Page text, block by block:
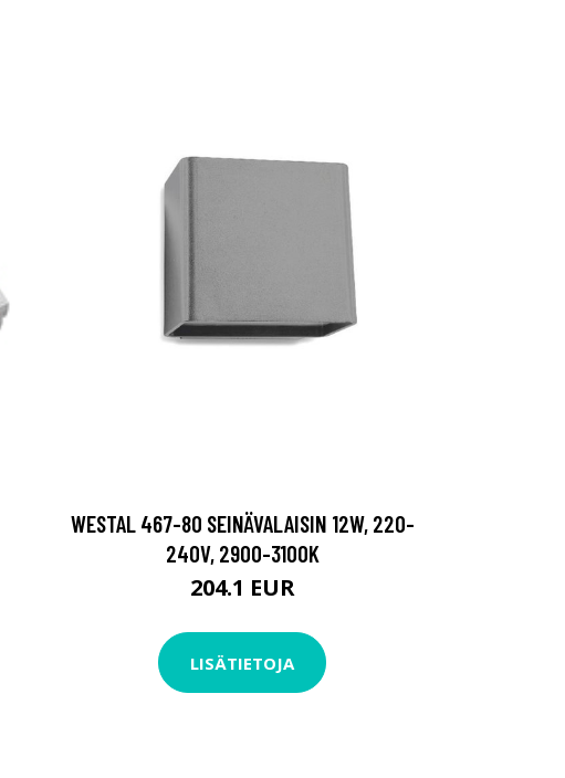
WESTAL 467-80 SEINÄVALAISIN 12W, 220-
240V, 2900-3100K
204.1 EUR
LISÄTIETOJA